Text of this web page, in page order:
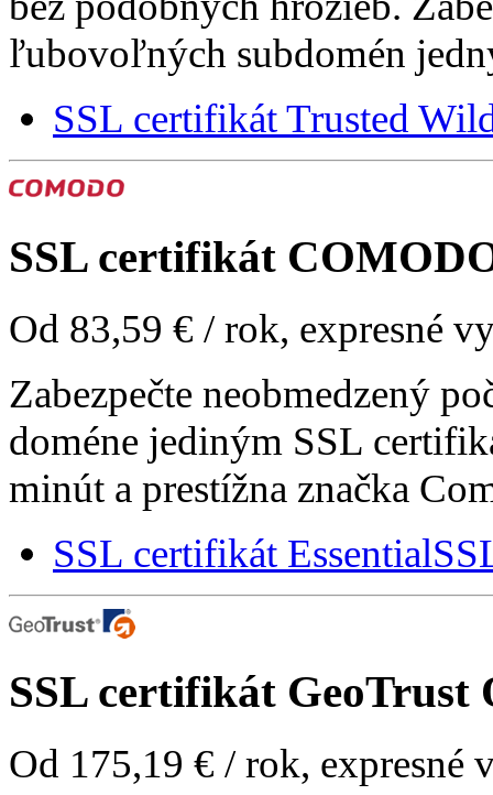
ľubovoľných subdomén
SSL certifikát Trusted
SSL certifikát
Od 83,59 € / rok, expresné
Zabezpečte neobmedzený
doméne jediným SSL
minút a prestížna značka
SSL certifikát
SSL certifikát GeoTrust
Od 175,19 € / rok, expresné